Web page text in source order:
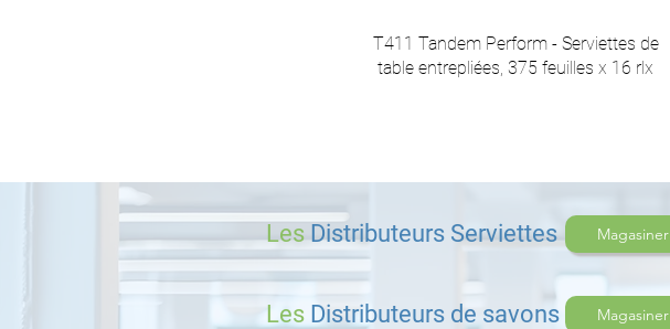
T411 Tandem Perform - Serviettes de
table entrepliées, 375 feuilles x 16 rlx
Les Distributeurs Serviettes Magasiner
Les Distributeurs de savons Magasiner